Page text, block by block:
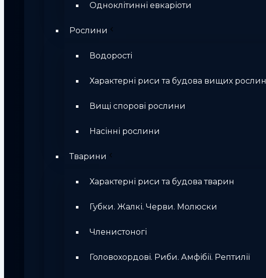
Одноклітинні евкаріоти
Рослини
Водорості
Характерні риси та будова вищих рослин
Вищі спорові рослини
Насінні рослини
Тварини
Характерні риси та будова тварин
Губки. Жалкі. Черви. Молюски
Членистоногі
Головохордові. Риби. Амфібії. Рептилії